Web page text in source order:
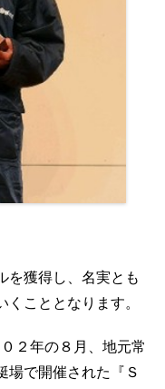
を獲得し、名実とも
こととなります。
２年の８月、地元常
場で開催された『Ｓ